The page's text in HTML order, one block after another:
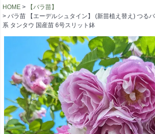
HOME
【バラ苗】
バラ苗 【エーデルシュタイン】 (新苗植え替え) つる
系 タンタウ 国産苗 6号スリット鉢